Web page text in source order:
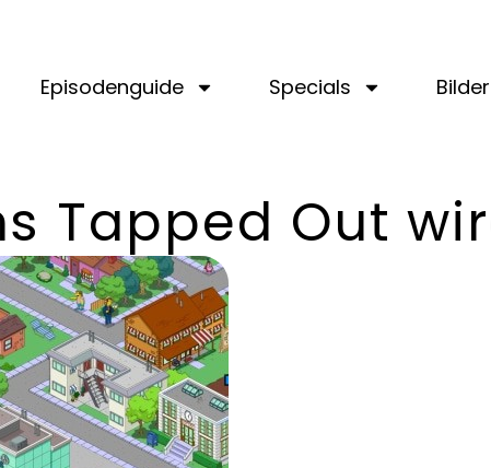
Episodenguide Specials Bilder
Tapped Out